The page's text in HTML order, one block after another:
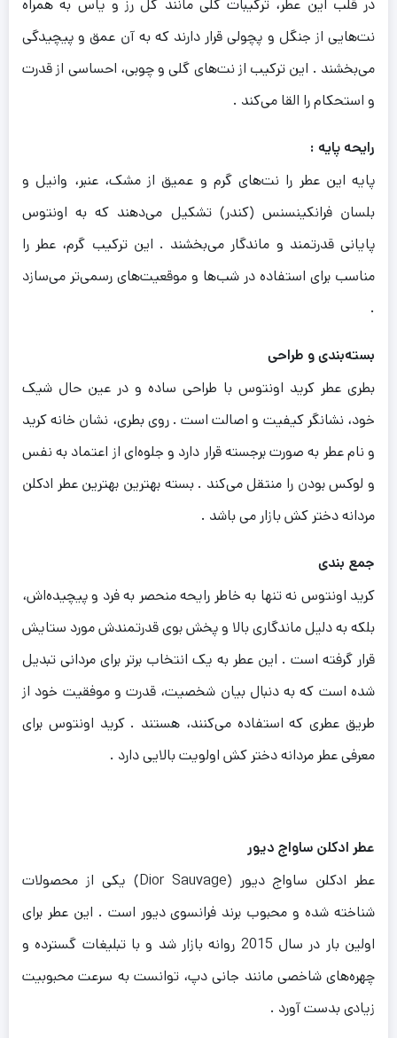
در قلب این عطر، ترکیبات گلی مانند گل رز و یاس به همراه
نت‌هایی از جنگل و پچولی قرار دارند که به آن عمق و پیچیدگی
می‌بخشند . این ترکیب از نت‌های گلی و چوبی، احساسی از قدرت
و استحکام را القا می‌کند .
رایحه پایه :
پایه این عطر را نت‌های گرم و عمیق از مشک، عنبر، وانیل و
بلسان فرانکینسنس (کندر) تشکیل می‌دهند که به اونتوس
پایانی قدرتمند و ماندگار می‌بخشند . این ترکیب گرم، عطر را
مناسب برای استفاده در شب‌ها و موقعیت‌های رسمی‌تر می‌سازد
.
بسته‌بندی و طراحی
بطری عطر کرید اونتوس با طراحی ساده و در عین حال شیک
خود، نشانگر کیفیت و اصالت است . روی بطری، نشان خانه کرید
و نام عطر به صورت برجسته قرار دارد و جلوه‌ای از اعتماد به نفس
و لوکس بودن را منتقل می‌کند . بسته بهترین بهترین عطر ادکلن
مردانه دختر کش بازار می باشد .
جمع‌ بندی
کرید اونتوس نه تنها به خاطر رایحه منحصر به فرد و پیچیده‌اش،
بلکه به دلیل ماندگاری بالا و پخش بوی قدرتمندش مورد ستایش
قرار گرفته است . این عطر به یک انتخاب برتر برای مردانی تبدیل
شده است که به دنبال بیان شخصیت، قدرت و موفقیت خود از
طریق عطری که استفاده می‌کنند، هستند . کرید اونتوس برای
معرفی عطر مردانه دختر کش اولویت بالایی دارد .
عطر ادکلن ساواج دیور
عطر ادکلن ساواج دیور (Dior Sauvage) یکی از محصولات
شناخته شده و محبوب برند فرانسوی دیور است . این عطر برای
اولین بار در سال 2015 روانه بازار شد و با تبلیغات گسترده و
چهره‌های شاخصی مانند جانی دپ، توانست به سرعت محبوبیت
زیادی بدست آورد .